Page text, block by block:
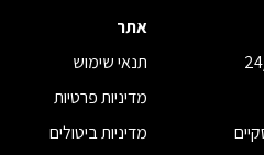
אתר
תנאי שימוש
מדיניות פרטיות
מדיניות ביטולים